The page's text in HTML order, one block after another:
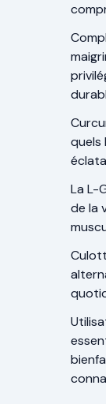
quels
La L-
de la